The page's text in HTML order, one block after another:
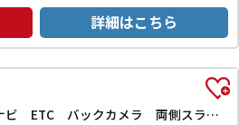
詳細はこちら
Gホンダセンシング 純正ナビ ETC バックカメラ 両側スライドドア オートクルーズコントロール レーンアシスト 衝突被害軽減システム オートライト スマートキー アイドリングストップ 電動格納ミラー